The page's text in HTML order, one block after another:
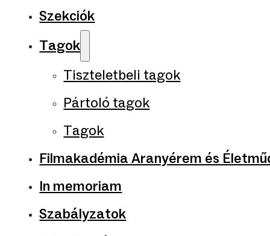
Szekciók
Tagok
Tiszteletbeli tagok
Pártoló tagok
Tagok
Filmakadémia Aranyérem és
In memoriam
Szabályzatok